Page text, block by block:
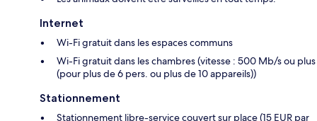
Internet
Wi-Fi gratuit dans les espaces communs
Wi-Fi gratuit dans les chambres (vitesse : 500 Mb/s ou plus
(pour plus de 6 pers. ou plus de 10 appareils))
Stationnement
Stationnement libre-service couvert sur place (15 EUR par